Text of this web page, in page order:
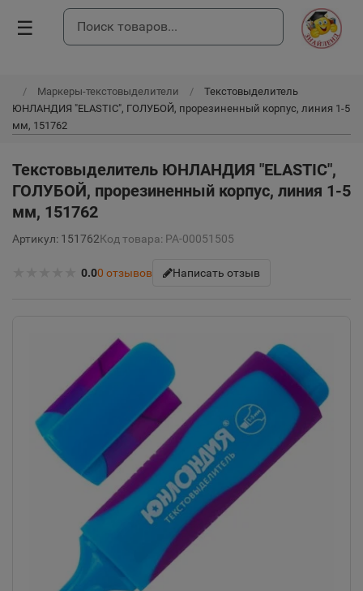
☰
Маркеры-текстовыделители
Текстовыделитель
ЮНЛАНДИЯ "ELASTIC", ГОЛУБОЙ, прорезиненный корпус, линия 1-5
мм, 151762
Текстовыделитель ЮНЛАНДИЯ "ELASTIC",
ГОЛУБОЙ, прорезиненный корпус, линия 1-5
мм, 151762
Артикул: 151762Код товара: РА-00051505
0.00 отзывов Написать отзыв